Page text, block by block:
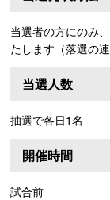
当選者の方にのみ
たします（落選の
当選人数
抽選で各日1名
開催時間
試合前